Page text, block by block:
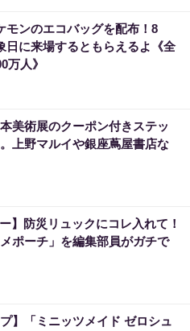
モンのエコバッグを配布！8
日に来場するともらえるよ《全
万人》
美術展のクーポン付きステッ
上野マルイや銀座蔦屋書店な
】防災リュックにコレ入れて！
メポーチ」を編集部員がガチで
プ】「ミニッツメイド ゼロシュ